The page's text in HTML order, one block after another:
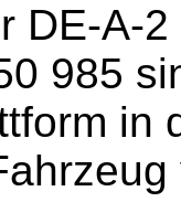
DE-A-
985
in